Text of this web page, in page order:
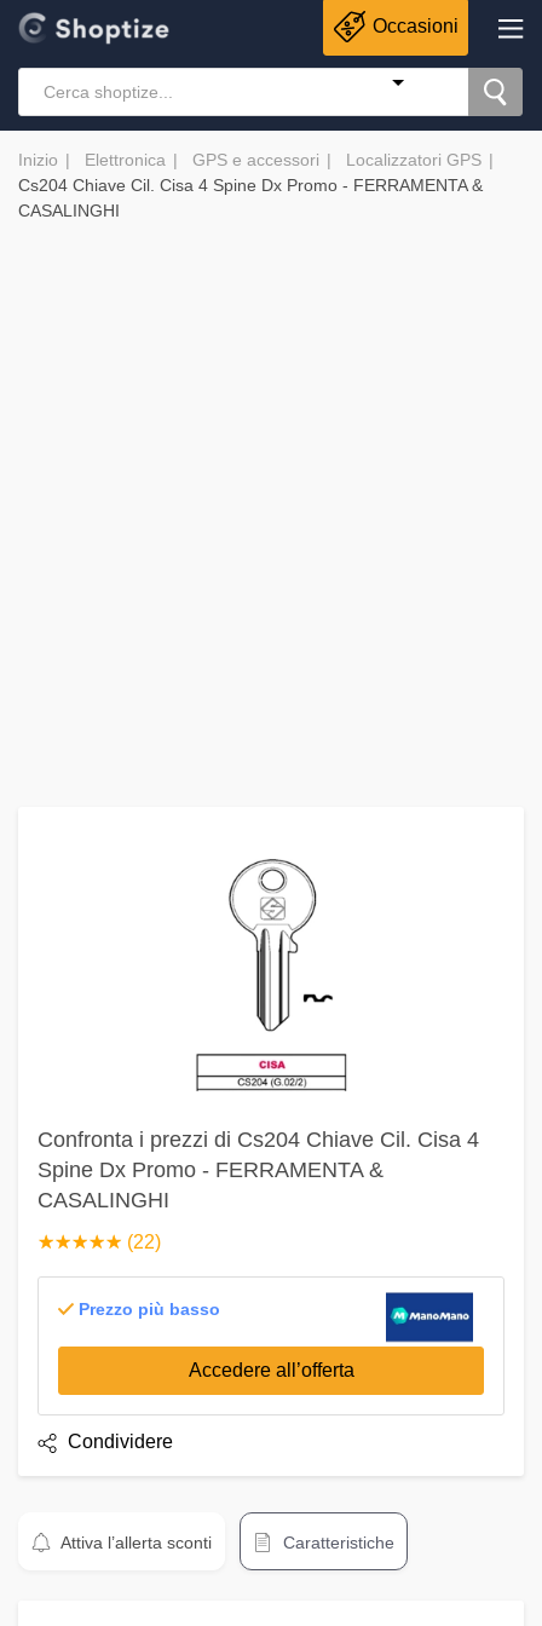
Occasioni
Inizio Elettronica GPS e accessori
Localizzatori GPS
Cs204 Chiave Cil. Cisa 4 Spine Dx Promo - FERRAMENTA &
CASALINGHI
Confronta i prezzi di Cs204 Chiave Cil. Cisa 4
Spine Dx Promo - FERRAMENTA &
CASALINGHI
☆☆☆☆☆
★★★★★ (22)
Prezzo più basso
Accedere all’offerta
Condividere
Attiva l’allerta sconti Caratteristiche